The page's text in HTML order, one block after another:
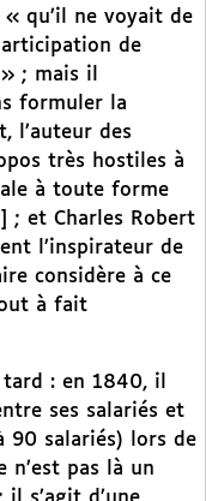
qu’il ne voyait de
de
; mais il
formuler la
l’auteur des
très hostiles à
à toute forme
; et Charles Robert
l’inspirateur de
considère à ce
à fait
: en 1840, il
ses salariés et
90 salariés) lors de
n’est pas là un